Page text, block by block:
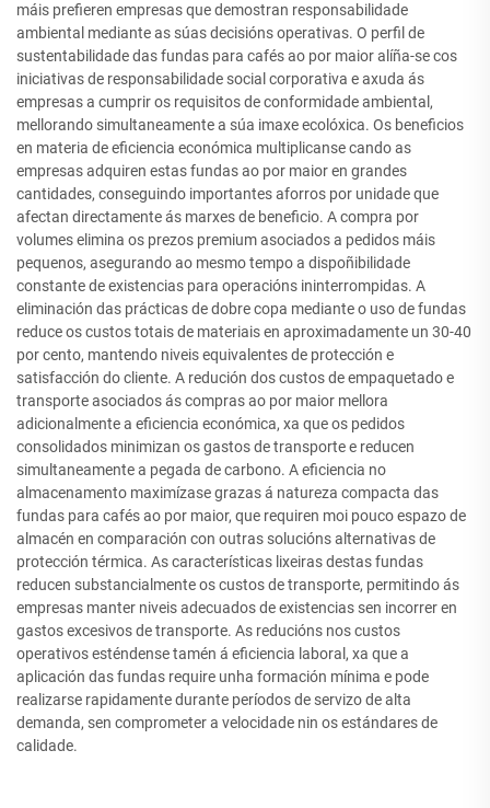
máis prefieren empresas que demostran responsabilidade
ambiental mediante as súas decisións operativas. O perfil de
sustentabilidade das fundas para cafés ao por maior alíña-se cos
iniciativas de responsabilidade social corporativa e axuda ás
empresas a cumprir os requisitos de conformidade ambiental,
mellorando simultaneamente a súa imaxe ecolóxica. Os beneficios
en materia de eficiencia económica multiplicanse cando as
empresas adquiren estas fundas ao por maior en grandes
cantidades, conseguindo importantes aforros por unidade que
afectan directamente ás marxes de beneficio. A compra por
volumes elimina os prezos premium asociados a pedidos máis
pequenos, asegurando ao mesmo tempo a dispoñibilidade
constante de existencias para operacións ininterrompidas. A
eliminación das prácticas de dobre copa mediante o uso de fundas
reduce os custos totais de materiais en aproximadamente un 30-40
por cento, mantendo niveis equivalentes de protección e
satisfacción do cliente. A redución dos custos de empaquetado e
transporte asociados ás compras ao por maior mellora
adicionalmente a eficiencia económica, xa que os pedidos
consolidados minimizan os gastos de transporte e reducen
simultaneamente a pegada de carbono. A eficiencia no
almacenamento maximízase grazas á natureza compacta das
fundas para cafés ao por maior, que requiren moi pouco espazo de
almacén en comparación con outras solucións alternativas de
protección térmica. As características lixeiras destas fundas
reducen substancialmente os custos de transporte, permitindo ás
empresas manter niveis adecuados de existencias sen incorrer en
gastos excesivos de transporte. As reducións nos custos
operativos esténdense tamén á eficiencia laboral, xa que a
aplicación das fundas require unha formación mínima e pode
realizarse rapidamente durante períodos de servizo de alta
demanda, sen comprometer a velocidade nin os estándares de
calidade.